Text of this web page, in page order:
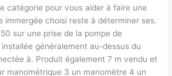
catégorie pour vous aider à faire une
immergée choisi reste à déterminer ses.
sur une prise de la pompe de
généralement au-dessus du
à. Produit également 7 m vendu et
manométrique 3 un manomètre 4 un